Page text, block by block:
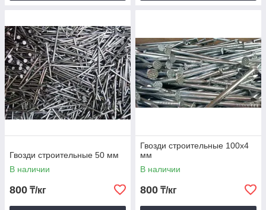
Гвозди строительные 50 мм
В наличии
800 ₸/кг
Гвозди строительные 100х4
мм
В наличии
800 ₸/кг